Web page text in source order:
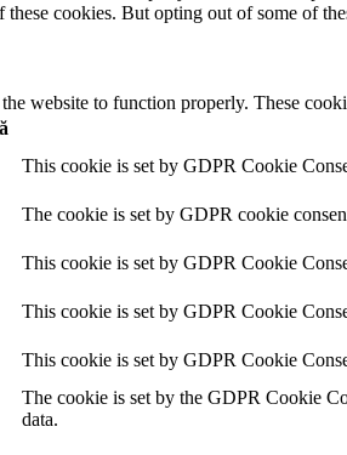
cookies. But opting out of some of
website to function properly. These
This cookie is set by GDPR Cookie
The cookie is set by GDPR cookie
This cookie is set by GDPR Cookie
This cookie is set by GDPR Cookie
This cookie is set by GDPR Cookie
The cookie is set by the GDPR Cookie
data.